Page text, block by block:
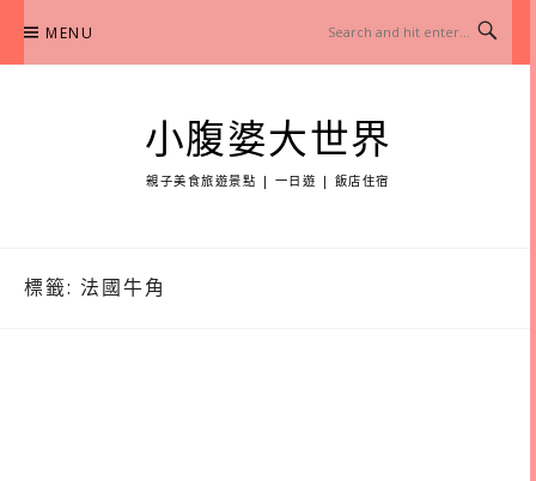
content
MENU
小腹婆大世界
親子美食旅遊景點 | 一日遊 | 飯店住宿
標籤: 法國牛角